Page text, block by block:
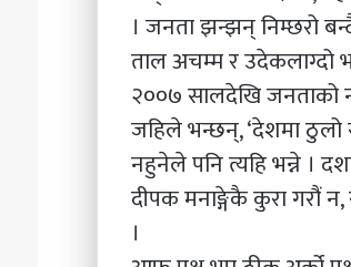
। जनता झन्झन् निम्छरो
ताल अचम्म र उदेकलाग्दो
२००७ सालदेखि जनताको
जहिले भन्छन्, ‘देशमा ठुलो
नहुनेले पनि त्यहि भन्ने ।
दीपक मनाङ्गेकै कुरा गरौं
।